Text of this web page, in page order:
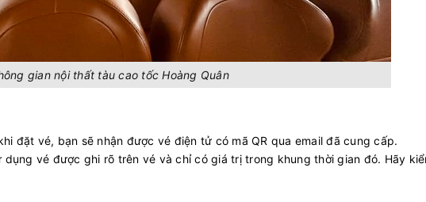
gian nội thất tàu cao tốc Hoàng Quân
đặt vé, bạn sẽ nhận được vé điện tử có mã QR qua email đã cung cấp.
dụng vé được ghi rõ trên vé và chỉ có giá trị trong khung thời gian đó. Hãy